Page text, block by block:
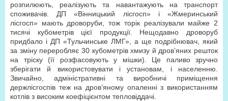
розпилюють, реалізують та навантажують на транспорт
споживачів. ДП «Вінницький лісгосп» і «Жмеринський
лісгосп» мають дроворуби, тож торік реалізували майже 2
тисячі кубометрів цієї продукції. Нещодавно дроворуб
придбало і ДП «Тульчинське ЛМГ», а ще подрібнювач, який
за зміну переробляє 30 кубометрів хмизу й дров’яних решток
на тріску (її розфасовують у мішки). Це паливо зручно
зберігати й використовувати і установам, і населенню.
Звичайно, адміністративні та виробничі приміщення
держлісгоспів теж на дров’яному опаленні з використанням
котлів з високим коефіцієнтом тепловіддачі.